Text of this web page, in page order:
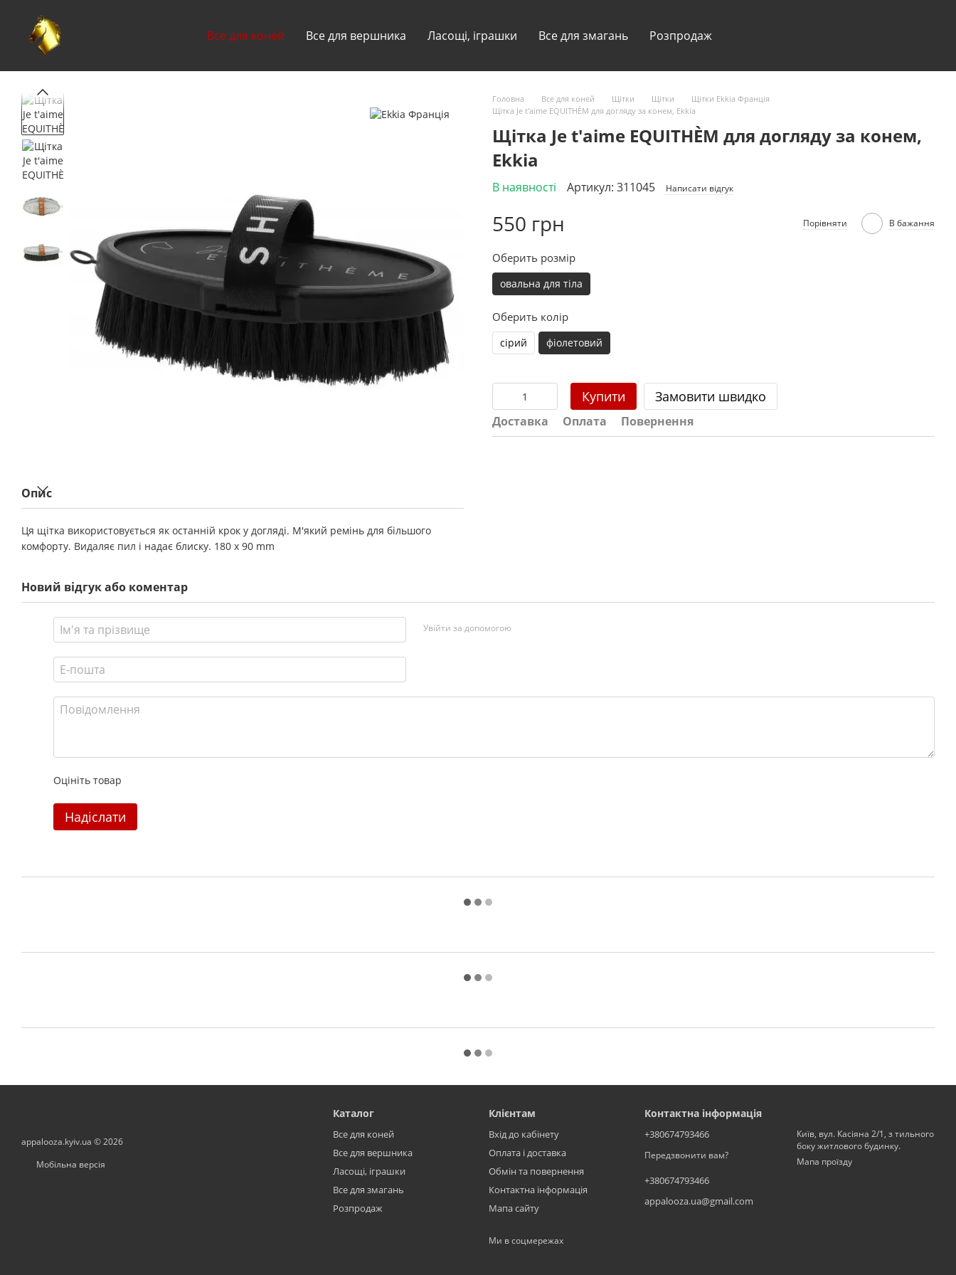
Все для коней Все для вершника Ласощі, іграшки Все для змагань Розпродаж
Опис
Ця щітка використовується як останній крок у догляді. М'який ремінь для більшого
комфорту. Видаляє пил і надає блиску. 180 x 90 mm
Головна Все для коней Щітки Щітки
Щітки Ekkia Франція
Щітка Je t'aime EQUITHÈM для догляду за конем, Ekkia
Щітка Je t'aime EQUITHÈM для догляду за конем,
Ekkia
В наявності Артикул: 311045 Написати відгук
550 грн Порівняти В бажання
Оберить розмір
овальна для тіла
Оберить колір
сірий фіолетовий
Купити Замовити швидко
Доставка Оплата Повернення
Новий відгук або коментар
Увійти за допомогою
Оцініть товар
Надіслати
appalooza.kyiv.ua © 2026
Мобільна версія
Каталог
Все для коней
Все для вершника
Ласощі, іграшки
Все для змагань
Розпродаж
Клієнтам
Вхід до кабінету
Оплата і доставка
Обмін та повернення
Контактна інформація
Мапа сайту
Ми в соцмережах
Контактна інформація
+380674793466
Передзвонити вам?
+380674793466
appalooza.ua@gmail.com
Київ, вул. Касіяна 2/1, з тильного
боку житлового будинку.
Мапа проїзду